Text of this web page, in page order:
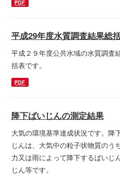
PDF
平成29年度水質調査結果総
平成２９年度公共水域の水質調査
括表です。
PDF
降下ばいじんの測定結果
大気の環境基準達成状況です。降
じんは、大気中の粒子状物質のう
力又は雨によって降下するばいじ
じん等です。